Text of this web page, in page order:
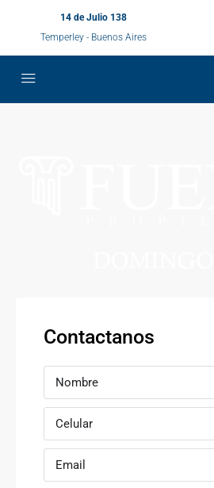
14 de Julio 138
Temperley - Buenos Aires
Contactanos